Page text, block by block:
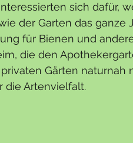
sich dafür,
der Garten das
für Bienen und
die den
Gärten naturnah
die Artenvielfalt.